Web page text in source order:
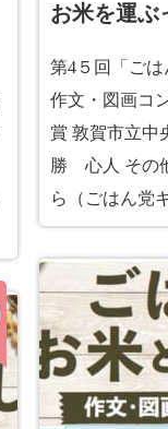
お米を運ぶ
第4５回「ご
作文・図画コ
賞 敦賀市立
勝 心人 その
ら（ごはん党